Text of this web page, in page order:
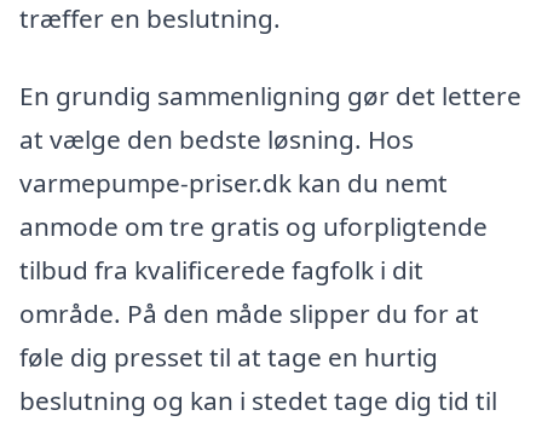
træffer en beslutning.
En grundig sammenligning gør det lettere
at vælge den bedste løsning. Hos
varmepumpe-priser.dk kan du nemt
anmode om tre gratis og uforpligtende
tilbud fra kvalificerede fagfolk i dit
område. På den måde slipper du for at
føle dig presset til at tage en hurtig
beslutning og kan i stedet tage dig tid til